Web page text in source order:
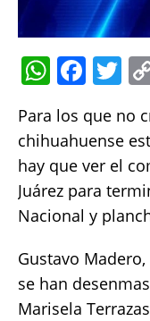
W
h
at
s
A
p
F
a
c
e
b
o
k
T
w
it
te
r
Para los que no
chihuahuense
hay que ver el
Juárez para
Nacional y
Gustavo
se han
Marisela